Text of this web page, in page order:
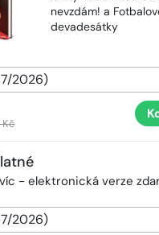
nevzdám! a
devadesátky
- elektronická verze